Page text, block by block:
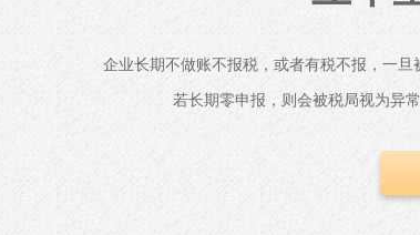
企业长期不做账不报税，或者有税不报，一旦
若长期零申报，则会被税局视为异